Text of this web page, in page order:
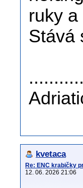
ruky a
Stává
kvetaca
Re: ENC krabičky
12. 06. 2026 21:06